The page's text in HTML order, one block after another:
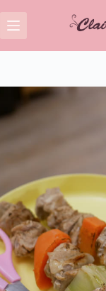
至
主